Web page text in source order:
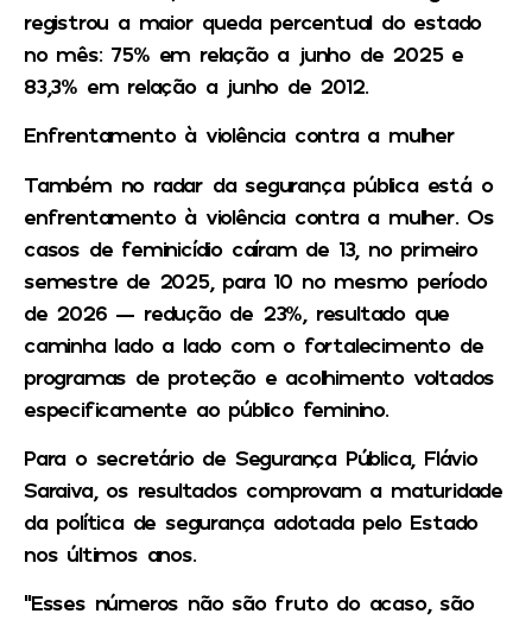
registrou a maior queda percentual do estado
no mês: 75% em relação a junho de 2025 e
83,3% em relação a junho de 2012.
Enfrentamento à violência contra a mulher
Também no radar da segurança pública está o
enfrentamento à violência contra a mulher. Os
casos de feminicídio caíram de 13, no primeiro
semestre de 2025, para 10 no mesmo período
de 2026 — redução de 23%, resultado que
caminha lado a lado com o fortalecimento de
programas de proteção e acolhimento voltados
especificamente ao público feminino.
Para o secretário de Segurança Pública, Flávio
Saraiva, os resultados comprovam a maturidade
da política de segurança adotada pelo Estado
nos últimos anos.
“Esses números não são fruto do acaso, são